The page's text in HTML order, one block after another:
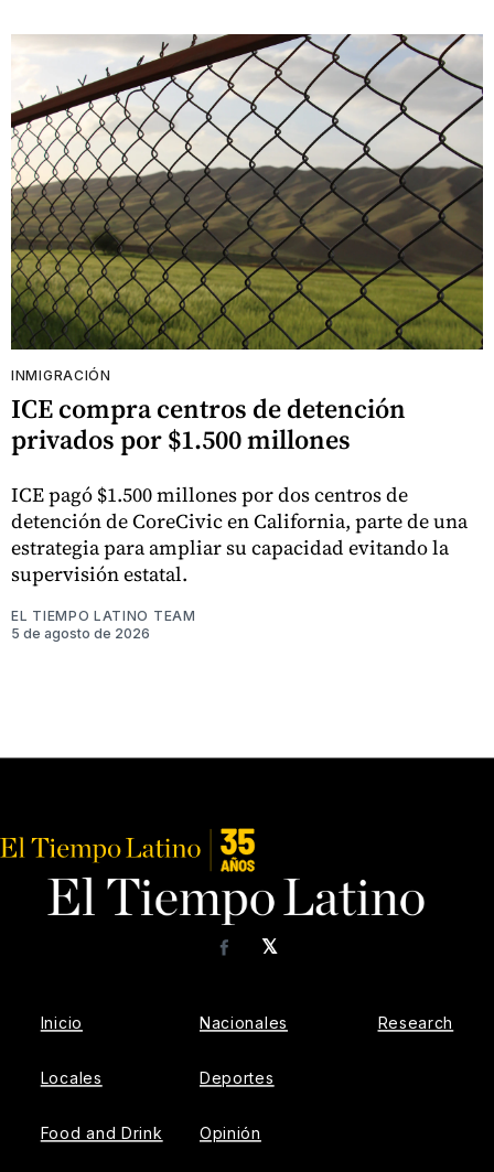
INMIGRACIÓN
ICE compra centros de detención
privados por $1.500 millones
ICE pagó $1.500 millones por dos centros de
detención de CoreCivic en California, parte de una
estrategia para ampliar su capacidad evitando la
supervisión estatal.
EL TIEMPO LATINO TEAM
5 de agosto de 2026
𝕏
Facebook
Inicio
Locales
Food and Drink
Nacionales
Deportes
Opinión
Research